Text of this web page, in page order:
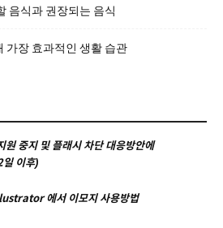
음식과 권장되는 음식
가장 효과적인 생활 습관
중지 및 플래시 차단 대응방안에
이후)
에서 이모지 사용방법